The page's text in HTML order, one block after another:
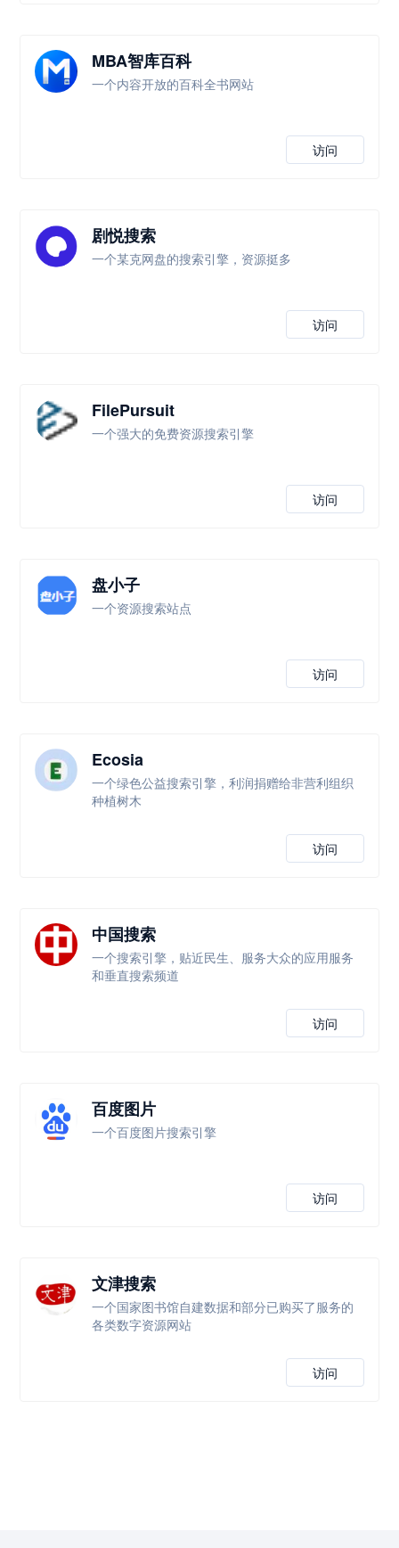
MBA智库百科
一个内容开放的百科全书网站
访问
剧悦搜索
一个某克网盘的搜索引擎，资源挺多
访问
FilePursuit
一个强大的免费资源搜索引擎
访问
盘小子
一个资源搜索站点
访问
Ecosia
一个绿色公益搜索引擎，利润捐赠给非营利组织
种植树木
访问
中国搜索
一个搜索引擎，贴近民生、服务大众的应用服务
和垂直搜索频道
访问
百度图片
一个百度图片搜索引擎
访问
文津搜索
一个国家图书馆自建数据和部分已购买了服务的
各类数字资源网站
访问